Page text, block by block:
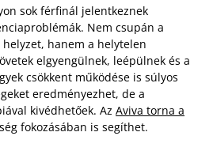
sok férfinál jelentkeznek
Nem csupán a
hanem a helytelen
elgyengülnek, leépülnek és a
csökkent működése is súlyos
eredményezhet, de a
kivédhetőek. Az Aviva torna a
fokozásában is segíthet.